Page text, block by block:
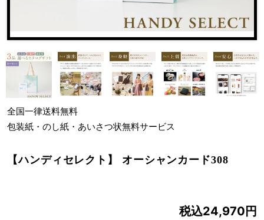
全国一律送料無料
包装紙・のし紙・あいさつ状無料サービス
【ハンディセレクト】 オーシャンカード308
税込24,970円